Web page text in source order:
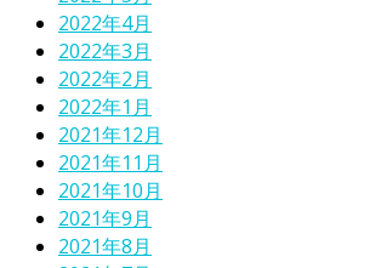
2022年4月
2022年3月
2022年2月
2022年1月
2021年12月
2021年11月
2021年10月
2021年9月
2021年8月